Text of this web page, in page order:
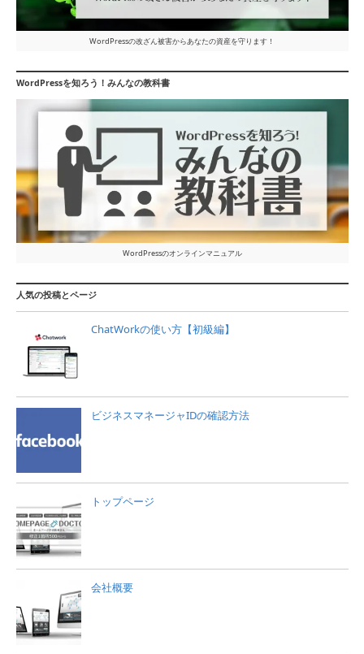
WordPressの改ざん被害からあなたの資産を守ります！
WordPressを知ろう！みんなの教科書
WordPressのオンラインマニュアル
人気の投稿とページ
ChatWorkの使い方【初級編】
ビジネスマネージャIDの確認方法
トップページ
会社概要